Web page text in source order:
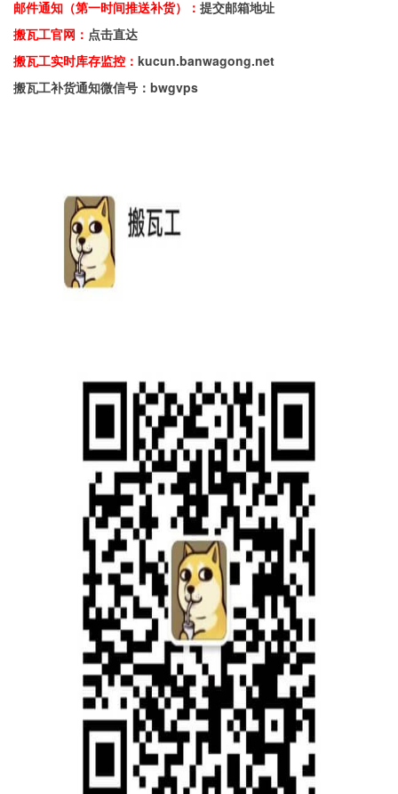
邮件通知（第一时间推送补货）： 提交邮箱地址
搬瓦工官网： 点击直达
搬瓦工实时库存监控： kucun.banwagong.net
搬瓦工补货通知微信号：bwgvps